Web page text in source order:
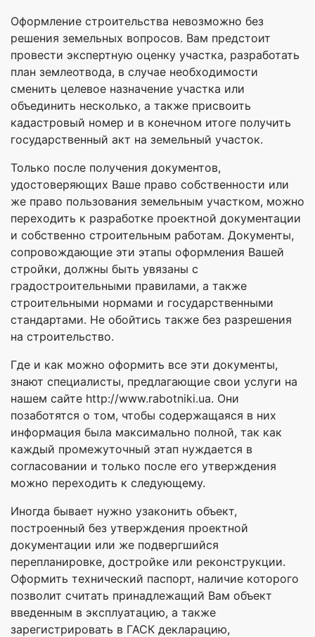
Оформление строительства невозможно без
решения земельных вопросов. Вам предстоит
провести экспертную оценку участка, разработать
план землеотвода, в случае необходимости
сменить целевое назначение участка или
объединить несколько, а также присвоить
кадастровый номер и в конечном итоге получить
государственный акт на земельный участок.
Только после получения документов,
удостоверяющих Ваше право собственности или
же право пользования земельным участком, можно
переходить к разработке проектной документации
и собственно строительным работам. Документы,
сопровождающие эти этапы оформления Вашей
стройки, должны быть увязаны с
градостроительными правилами, а также
строительными нормами и государственными
стандартами. Не обойтись также без разрешения
на строительство.
Где и как можно оформить все эти документы,
знают специалисты, предлагающие свои услуги на
нашем сайте http://www.rabotniki.ua. Они
позаботятся о том, чтобы содержащаяся в них
информация была максимально полной, так как
каждый промежуточный этап нуждается в
согласовании и только после его утверждения
можно переходить к следующему.
Иногда бывает нужно узаконить объект,
построенный без утверждения проектной
документации или же подвергшийся
перепланировке, достройке или реконструкции.
Оформить технический паспорт, наличие которого
позволит считать принадлежащий Вам объект
введенным в эксплуатацию, а также
зарегистрировать в ГАСК декларацию,